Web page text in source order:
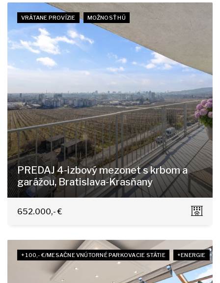
VRÁTANE PROVÍZIE MOŽNOSŤ HÚ
PREDAJ 4-izbový mezonet s krbom a
garážou, Bratislava-Krasňany
Horská 11/A, Bratislava - Nové Mesto
652.000,- €
+ 100,- €/MESAČNE VNÚTORNÉ PARKOVACIE STÁTIE +ENERGIE